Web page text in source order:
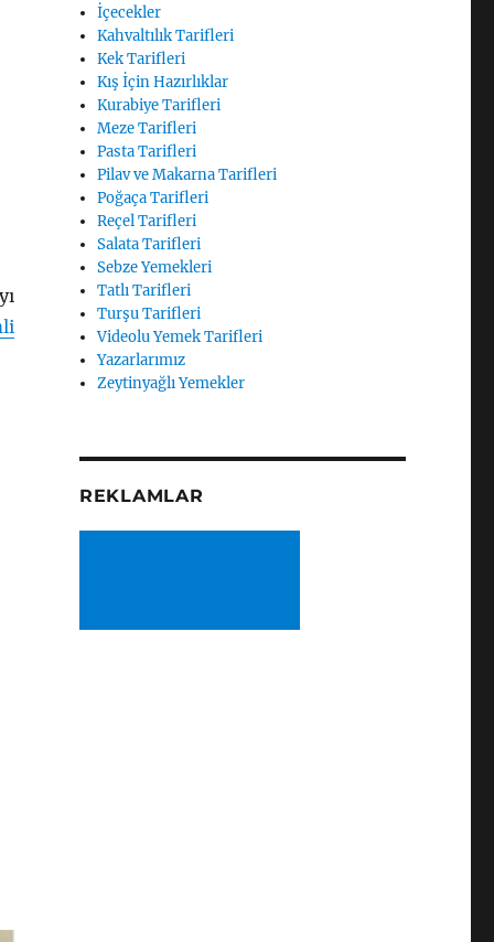
İçecekler
Kahvaltılık Tarifleri
Kek Tarifleri
Kış İçin Hazırlıklar
Kurabiye Tarifleri
Meze Tarifleri
Pasta Tarifleri
Pilav ve Makarna Tarifleri
Poğaça Tarifleri
Reçel Tarifleri
Salata Tarifleri
Sebze Yemekleri
Tatlı Tarifleri
Turşu Tarifleri
Videolu Yemek Tarifleri
Yazarlarımız
Zeytinyağlı Yemekler
REKLAMLAR